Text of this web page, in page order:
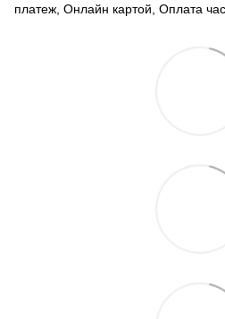
платеж, Онлайн картой, Оплата